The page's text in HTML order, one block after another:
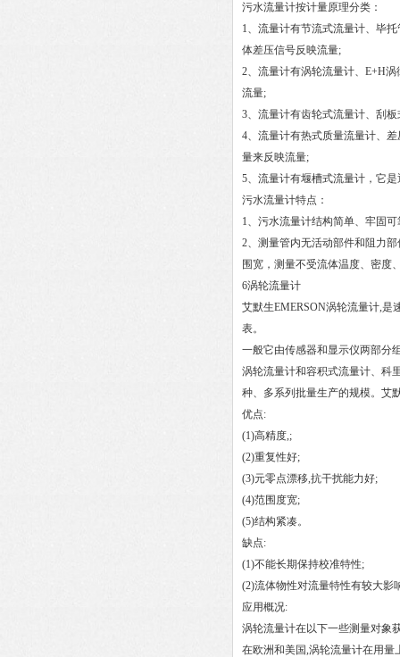
污水流量计按计量原理分类：
1、流量计有节流式流量计、毕
体差压信号反映流量;
2、流量计有涡轮流量计、E+H
流量;
3、流量计有齿轮式流量计、刮
4、流量计有热式质量流量计、
量来反映流量;
5、流量计有堰槽式流量计，它
污水流量计特点：
1、污水流量计结构简单、牢固
2、测量管内无活动部件和阻力
围宽，测量不受流体温度、密度
6涡轮流量计
艾默生EMERSON涡轮流量计,
表。
一般它由传感器和显示仪两部分
涡轮流量计和容积式流量计、科
种、多系列批量生产的规模。艾
优点:
(1)高精度,;
(2)重复性好;
(3)元零点漂移,抗干扰能力好;
(4)范围度宽;
(5)结构紧凑。
缺点:
(1)不能长期保持校准特性;
(2)流体物性对流量特性有较大影
应用概况:
涡轮流量计在以下一些测量对象
在欧洲和美国,涡轮流量计在用量